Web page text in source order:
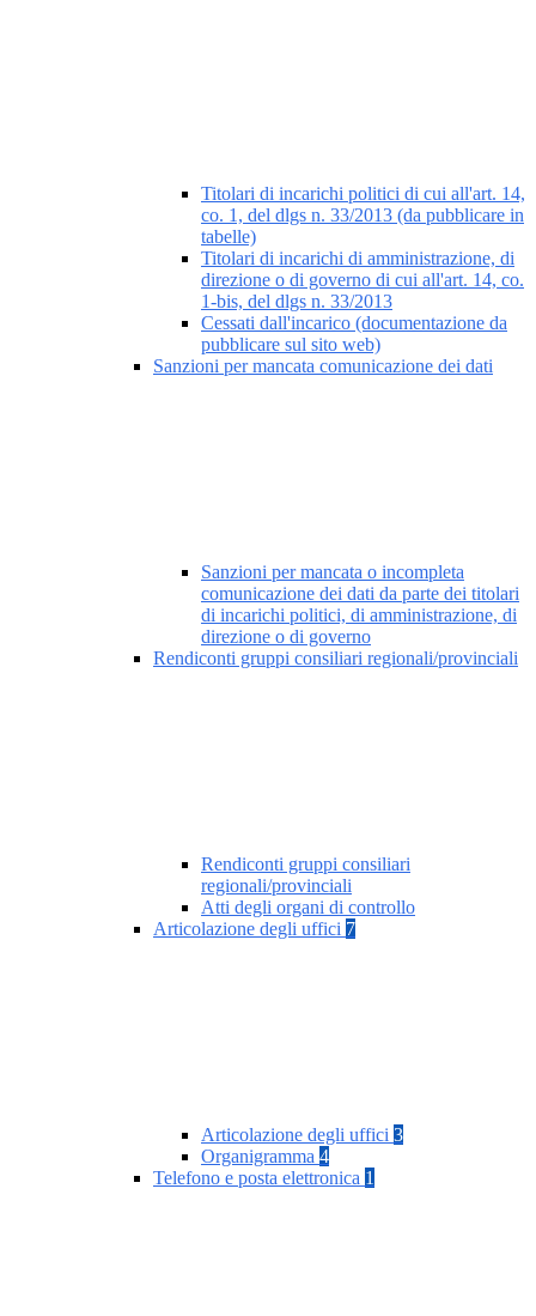
Titolari di incarichi politici di cui all'art. 14,
co. 1, del dlgs n. 33/2013 (da pubblicare in
tabelle)
Titolari di incarichi di amministrazione, di
direzione o di governo di cui all'art. 14, co.
1-bis, del dlgs n. 33/2013
Cessati dall'incarico (documentazione da
pubblicare sul sito web)
Sanzioni per mancata comunicazione dei dati
Sanzioni per mancata o incompleta
comunicazione dei dati da parte dei titolari
di incarichi politici, di amministrazione, di
direzione o di governo
Rendiconti gruppi consiliari regionali/provinciali
Rendiconti gruppi consiliari
regionali/provinciali
Atti degli organi di controllo
Articolazione degli uffici 7
Articolazione degli uffici 3
Organigramma 4
Telefono e posta elettronica 1